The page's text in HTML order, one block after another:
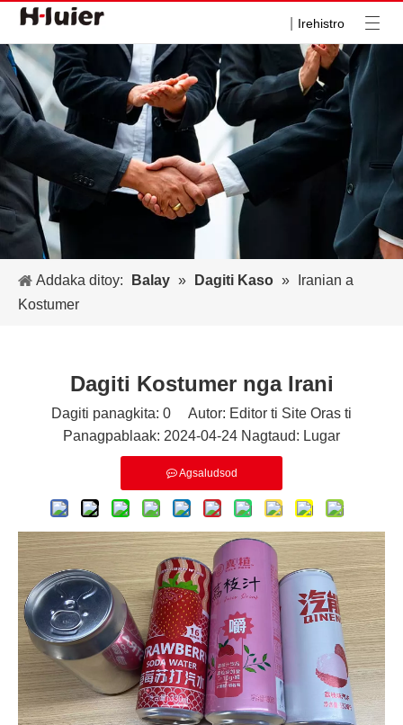
Irehistro
Addaka ditoy: Balay » Dagiti Kaso »
Iranian a
Kostumer
Dagiti Kostumer nga Irani
Dagiti panagkita: 0 Autor: Editor ti Site Oras ti
Panagpablaak: 2024-04-24 Nagtaud: Lugar
Agsaludsod